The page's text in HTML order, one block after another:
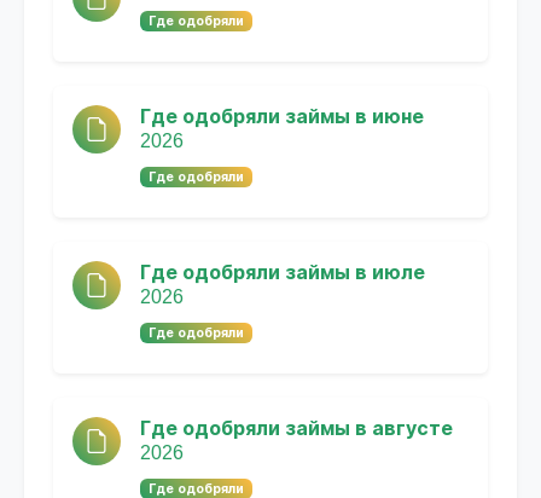
Где одобряли
Где одобряли займы в июне
2026
Где одобряли
Где одобряли займы в июле
2026
Где одобряли
Где одобряли займы в августе
2026
Где одобряли